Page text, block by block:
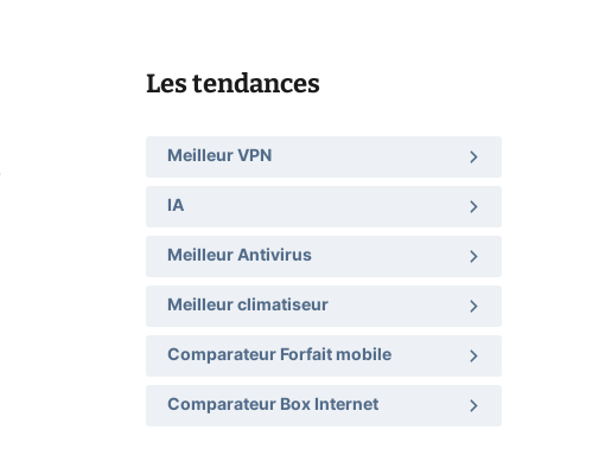
Les tendances
Meilleur VPN
IA
Meilleur Antivirus
Meilleur climatiseur
Comparateur Forfait mobile
Comparateur Box Internet